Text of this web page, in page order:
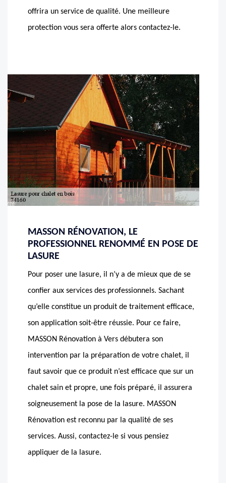
offrira un service de qualité. Une meilleure
protection vous sera offerte alors contactez-le.
MASSON RÉNOVATION, LE
PROFESSIONNEL RENOMMÉ EN POSE DE
LASURE
Pour poser une lasure, il n’y a de mieux que de se
confier aux services des professionnels. Sachant
qu’elle constitue un produit de traitement efficace,
son application soit-être réussie. Pour ce faire,
MASSON Rénovation à Vers débutera son
intervention par la préparation de votre chalet, il
faut savoir que ce produit n’est efficace que sur un
chalet sain et propre, une fois préparé, il assurera
soigneusement la pose de la lasure. MASSON
Rénovation est reconnu par la qualité de ses
services. Aussi, contactez-le si vous pensiez
appliquer de la lasure.